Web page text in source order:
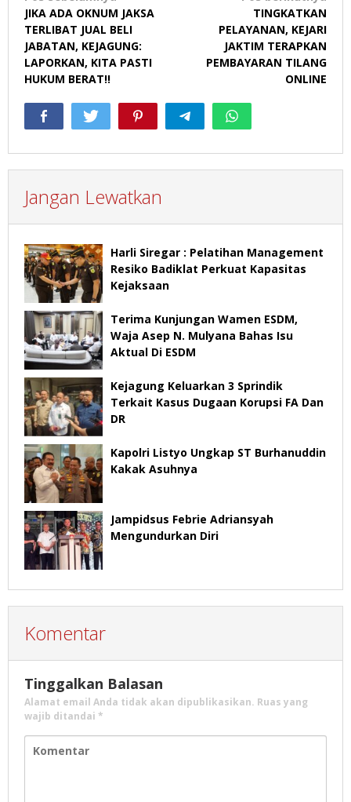
pos
JIKA ADA OKNUM JAKSA
TERLIBAT JUAL BELI
JABATAN, KEJAGUNG:
LAPORKAN, KITA PASTI
HUKUM BERAT!!
TINGKATKAN
PELAYANAN, KEJARI
JAKTIM TERAPKAN
PEMBAYARAN TILANG
ONLINE
Jangan Lewatkan
Harli Siregar : Pelatihan Management
Resiko Badiklat Perkuat Kapasitas
Kejaksaan
Terima Kunjungan Wamen ESDM,
Waja Asep N. Mulyana Bahas Isu
Aktual Di ESDM
Kejagung Keluarkan 3 Sprindik
Terkait Kasus Dugaan Korupsi FA Dan
DR
Kapolri Listyo Ungkap ST Burhanuddin
Kakak Asuhnya
Jampidsus Febrie Adriansyah
Mengundurkan Diri
Komentar
Tinggalkan Balasan
Alamat email Anda tidak akan dipublikasikan. Ruas yang
wajib ditandai *